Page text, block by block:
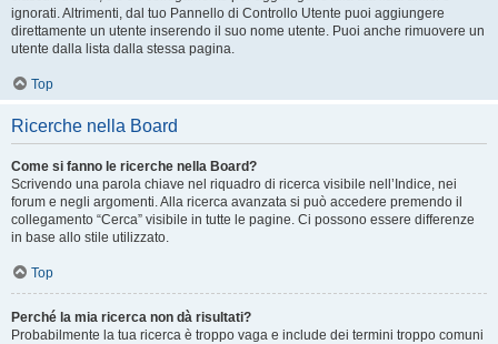
ignorati. Altrimenti, dal tuo Pannello di Controllo Utente puoi aggiungere
direttamente un utente inserendo il suo nome utente. Puoi anche rimuovere un
utente dalla lista dalla stessa pagina.
Top
Ricerche nella Board
Come si fanno le ricerche nella Board?
Scrivendo una parola chiave nel riquadro di ricerca visibile nell’Indice, nei
forum e negli argomenti. Alla ricerca avanzata si può accedere premendo il
collegamento “Cerca” visibile in tutte le pagine. Ci possono essere differenze
in base allo stile utilizzato.
Top
Perché la mia ricerca non dà risultati?
Probabilmente la tua ricerca è troppo vaga e include dei termini troppo comuni